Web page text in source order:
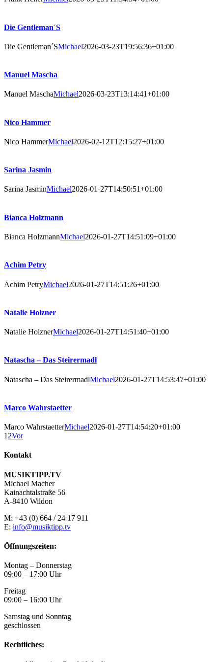
Die Gentleman´S
Die Gentleman´SMichael2026-03-23T19:56:36+01:00
Manuel Mascha
Manuel MaschaMichael2026-03-23T13:14:41+01:00
Nico Hammer
Nico HammerMichael2026-02-12T12:15:27+01:00
Sarina Jasmin
Sarina JasminMichael2026-01-27T14:50:51+01:00
Bianca Holzmann
Bianca HolzmannMichael2026-01-27T14:51:09+01:00
Achim Petry
Achim PetryMichael2026-01-27T14:51:26+01:00
Natalie Holzner
Natalie HolznerMichael2026-01-27T14:51:40+01:00
Natascha – Das Steirermadl
Natascha – Das SteirermadlMichael2026-01-27T14:53:47+01:00
Marco Wahrstaetter
Marco WahrstaetterMichael2026-01-27T14:54:20+01:00
1 2Vor
Kontakt
MUSIKTIPP.TV
Michael Macher
Kainachtalstraße 56
A-8410 Wildon
M: +43 (0) 664 / 24 17 911
E: info@musiktipp.tv
Öffnungszeiten:
Montag – Donnerstag
09:00 – 17:00 Uhr
Freitag
09:00 – 16:00 Uhr
Samstag und Sonntag
geschlossen
Rechtliches: